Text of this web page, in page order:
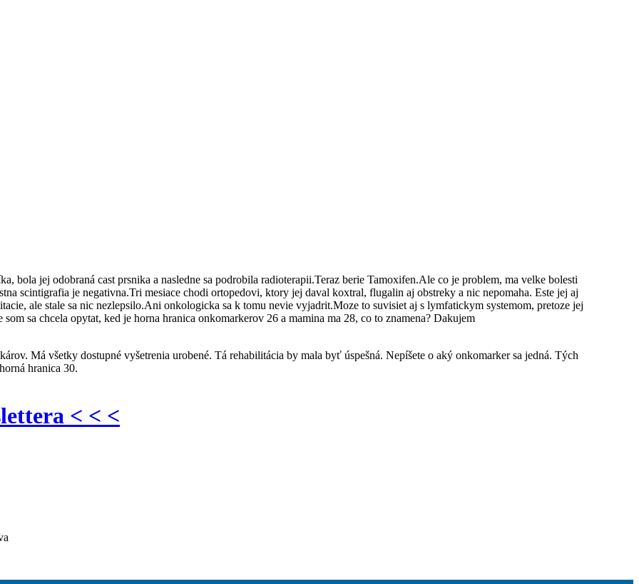
bola jej odobraná cast prsnika a nasledne sa podrobila radioterapii.Teraz berie Tamoxifen.Ale co je problem, ma velke bolesti
scintigrafia je negativna.Tri mesiace chodi ortopedovi, ktory jej daval koxtral, flugalin aj obstreky a nic nepomaha. Este jej aj
ale stale sa nic nezlepsilo.Ani onkologicka sa k tomu nevie vyjadrit.Moze to suvisiet aj s lymfatickym systemom, pretoze jej
sa chcela opytat, ked je horna hranica onkomarkerov 26 a mamina ma 28, co to znamena? Dakujem
Má všetky dostupné vyšetrenia urobené. Tá rehabilitácia by mala byť úspešná. Nepíšete o aký onkomarker sa jedná. Tých
hranica 30.
< < <